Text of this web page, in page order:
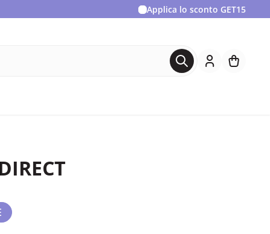
Applica lo sconto GET15